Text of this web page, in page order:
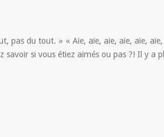
pas du tout. » « Aïe, aïe, aïe, aïe, aïe, aïe,
si vous étiez aimés ou pas ?! Il y a